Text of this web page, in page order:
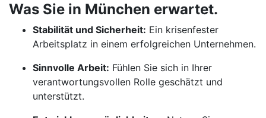
Was Sie in München erwartet.
Stabilität und Sicherheit: Ein krisenfester
Arbeitsplatz in einem erfolgreichen Unternehmen.
Sinnvolle Arbeit: Fühlen Sie sich in Ihrer
verantwortungsvollen Rolle geschätzt und
unterstützt.